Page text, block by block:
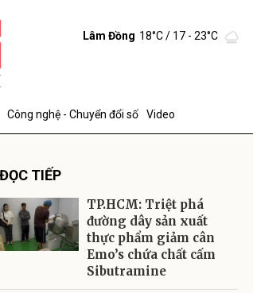
Lâm Đồng 18°C/ 17 - 23°C
Công nghệ - Chuyển đổi số Video
ĐỌC TIẾP
TP.HCM: Triệt phá
đường dây sản xuất
thực phẩm giảm cân
Emo’s chứa chất cấm
Sibutramine